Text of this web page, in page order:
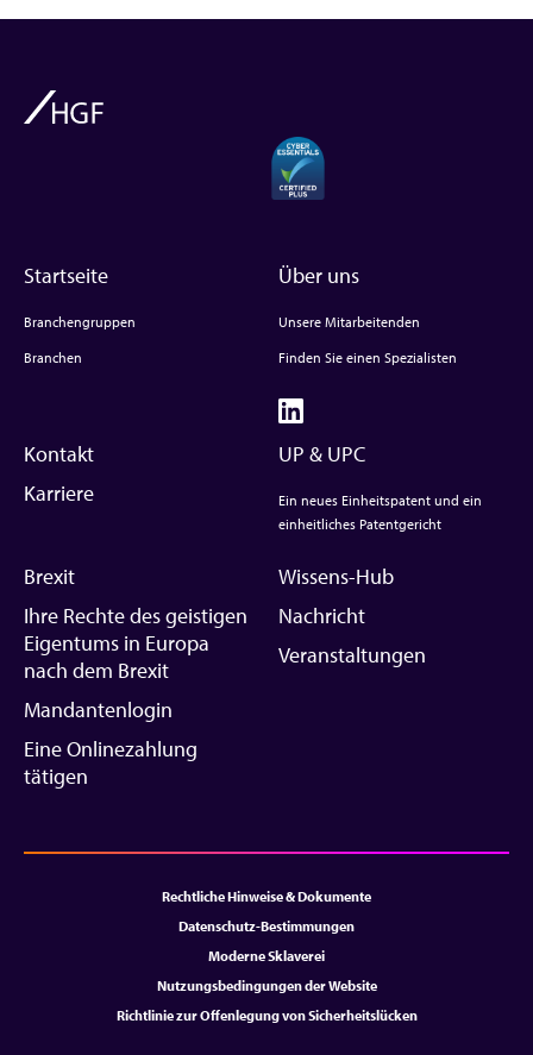
Startseite
Branchengruppen
Branchen
Über uns
Unsere Mitarbeitenden
Finden Sie einen Spezialisten
Kontakt
Karriere
UP & UPC
Ein neues Einheitspatent und ein
einheitliches Patentgericht
Brexit
Ihre Rechte des geistigen
Eigentums in Europa
nach dem Brexit
Mandantenlogin
Eine Onlinezahlung
tätigen
Wissens-Hub
Nachricht
Veranstaltungen
Rechtliche Hinweise & Dokumente
Datenschutz-Bestimmungen
Moderne Sklaverei
Nutzungsbedingungen der Website
Richtlinie zur Offenlegung von Sicherheitslücken